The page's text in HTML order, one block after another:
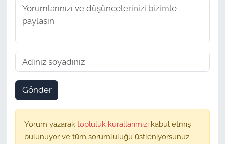
Gönder
Yorum yazarak topluluk kurallarımızı kabul etmiş
bulunuyor ve tüm sorumluluğu üstleniyorsunuz.